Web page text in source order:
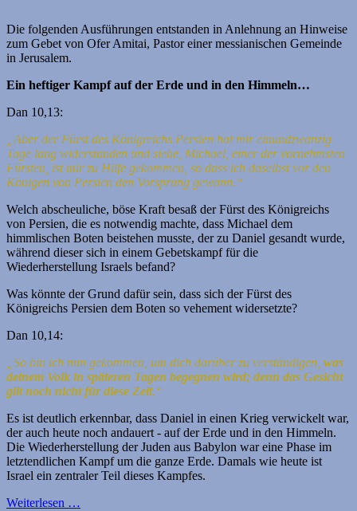
Die folgenden Ausführungen entstanden in Anlehnung an Hinweise
zum Gebet von Ofer Amitai, Pastor einer messianischen Gemeinde
in Jerusalem.
Ein heftiger Kampf auf der Erde und in den Himmeln…
Dan 10,13:
„Aber der Fürst des Königreichs Persien hat mir einundzwanzig
Tage lang widerstanden und siehe, Michael, einer der vornehmsten
Fürsten, ist mir zu Hilfe gekommen, so dass ich daselbst vor den
Königen von Persien den Vorsprung gewann.“
Welch abscheuliche, böse Kraft besaß der Fürst des Königreichs
von Persien, die es notwendig machte, dass Michael dem
himmlischen Boten beistehen musste, der zu Daniel gesandt wurde,
während dieser sich in einem Gebetskampf für die
Wiederherstellung Israels befand?
Was könnte der Grund dafür sein, dass sich der Fürst des
Königreichs Persien dem Boten so vehement widersetzte?
Dan 10,14:
„So bin ich nun gekommen, um dich darüber zu verständigen, was
deinem Volk in späteren Tagen begegnen wird; denn das Gesicht
gilt noch nicht für diese Zeit.“
Es ist deutlich erkennbar, dass Daniel in einen Krieg verwickelt war,
der auch heute noch andauert - auf der Erde und in den Himmeln.
Die Wiederherstellung der Juden aus Babylon war eine Phase im
letztendlichen Kampf um die ganze Erde. Damals wie heute ist
Israel ein zentraler Teil dieses Kampfes.
Weiterlesen …